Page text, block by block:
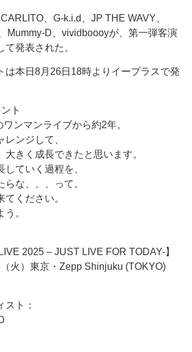
、G-k.i.d、JP THE WAVY、
Mummy-D、vividboooyが、第一弾客演
発表された。
本日8月26日18時よりイープラスで発
ト
ンマンライブから約2年。
ンジして、
大きく成長できたと思います。
ていく過程を、
な、、、って。
ください。
。
2025 – JUST LIVE FOR TODAY-】
火）東京・Zepp Shinjuku (TOKYO)
スト：